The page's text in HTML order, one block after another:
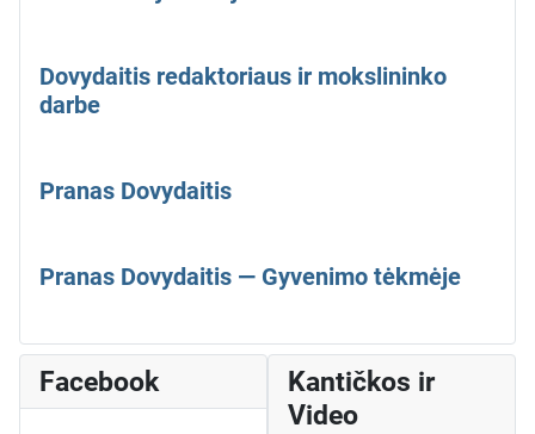
Dovydaitis redaktoriaus ir mokslininko
darbe
Pranas Dovydaitis
Pranas Dovydaitis — Gyvenimo tėkmėje
Facebook
Kantičkos ir
Video